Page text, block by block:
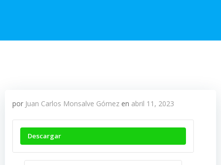
por Juan Carlos Monsalve Gómez en abril 11, 2023
Descargar